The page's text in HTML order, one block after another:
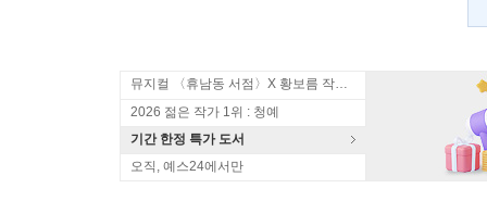
뮤지컬 〈휴남동 서점〉X 황보름 작가 북토크
2026 젊은 작가 1위 : 청예
기간 한정 특가 도서
오직, 예스24에서만